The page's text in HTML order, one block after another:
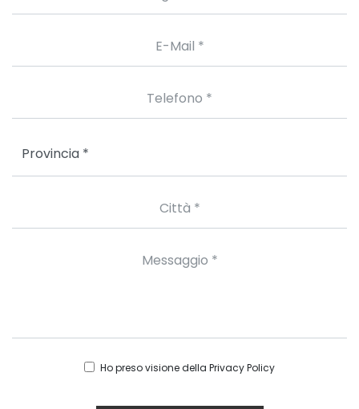
Ho preso visione della Privacy Policy